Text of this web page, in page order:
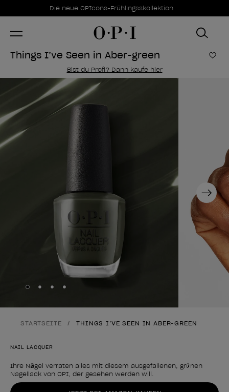
Sonderangebote
Die neue OPIcons-Frühlingsskollektion
Item 1 of 1
Things I’ve Seen in Aber-green Zur
Bist du Profi? Dann kaufe hier
Next
Skip to slide
Skip to slide
Skip to slide
Skip to slide
STARTSEITE THINGS I’VE SEEN IN ABER-GREEN
NAIL LACQUER
Ihre Nägel verraten alles mit diesem ausgefallenen, grünen
Nagellack von OPI, der gesehen werden will.
Form des Produkts